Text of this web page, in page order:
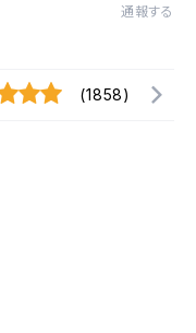
通報する
(1858)